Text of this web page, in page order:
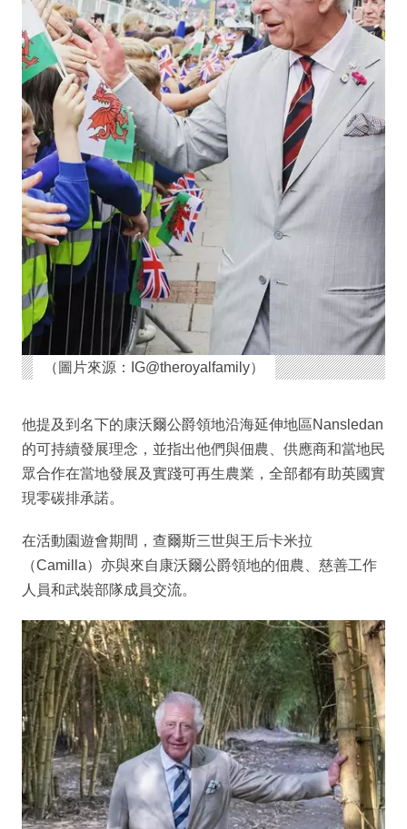
（圖片來源：IG@theroyalfamily）
他提及到名下的康沃爾公爵領地沿海延伸地區Nansledan
的可持續發展理念，並指出他們與佃農、供應商和當地民
眾合作在當地發展及實踐可再生農業，全部都有助英國實
現零碳排承諾。
在活動園遊會期間，查爾斯三世與王后卡米拉
（Camilla）亦與來自康沃爾公爵領地的佃農、慈善工作
人員和武裝部隊成員交流。